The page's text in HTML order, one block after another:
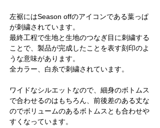
左裾にはSeason offのアイコンである葉っぱ
が刺繍されています。
最終工程で生地と生地のつなぎ目に刺繍する
ことで、製品が完成したことを表す刻印のよ
うな意味があります。
全カラー、白糸で刺繍されています。
ワイドなシルエットなので、細身のボトムス
で合わせるのはもちろん、前後差のある丈な
のでボリュームのあるボトムスとも合わせや
すくなっています。